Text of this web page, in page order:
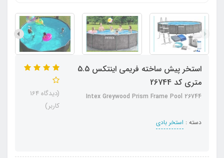
استخر پیش ساخته فریمی اینتکس 5.5
متری کد 26744
Intex Greywood Prism Frame Pool 26744
دسته : استخر بادی
(دیدگاه 164
کاربر)